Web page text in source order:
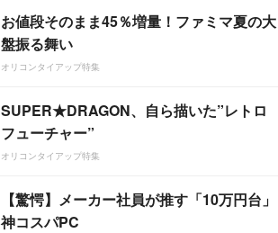
お値段そのまま45％増量！ファミマ夏の大
盤振る舞い
オリコンタイアップ特集
SUPER★DRAGON、自ら描いた”レトロ
フューチャー”
オリコンタイアップ特集
【驚愕】メーカー社員が推す「10万円台」
神コスパPC